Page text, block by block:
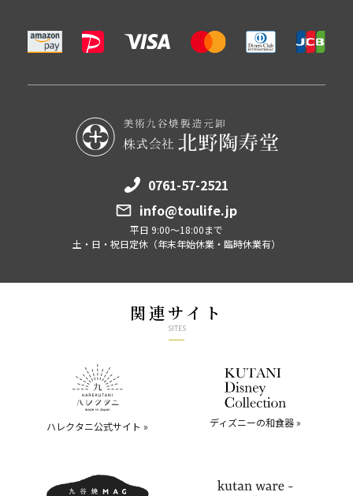
0761-57-2521
info@toulife.jp
平日 9:00～18:00まで
土・日・祝日定休（年末年始休業・臨時休業有）
関連サイト
SITES
ハレクタニ公式サイト » ディズニーの和食器 »